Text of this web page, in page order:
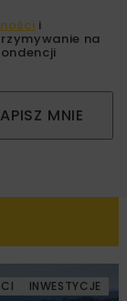
i
na
MNIE
INWESTYCJE